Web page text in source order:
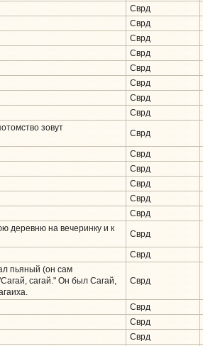
Сврд
Сврд
Сврд
Сврд
Сврд
Сврд
Сврд
Сврд
зовут
Сврд
Сврд
Сврд
Сврд
Сврд
Сврд
деревню на вечеринку и к
Сврд
Сврд
пьяный (он сам
сагай." Он был Сагай,
Сврд
Сврд
Сврд
Сврд